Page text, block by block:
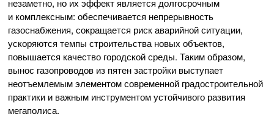
незаметно, но их эффект является долгосрочным
и комплексным: обеспечивается непрерывность
газоснабжения, сокращается риск аварийной ситуации,
ускоряются темпы строительства новых объектов,
повышается качество городской среды. Таким образом,
вынос газопроводов из пятен застройки выступает
неотъемлемым элементом современной градостроительной
практики и важным инструментом устойчивого развития
мегаполиса.